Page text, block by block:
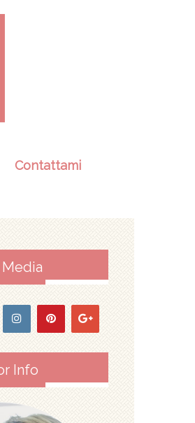
Contattami
Info